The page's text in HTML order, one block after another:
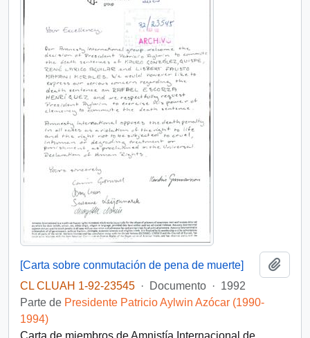
[Carta sobre conmutación de pena de muerte]
CL CLUAH 1-92-23545 · Documento · 1992
Parte de Presidente Patricio Aylwin Azócar (1990-
1994)
Carta de miembros de Amnistía Internacional de